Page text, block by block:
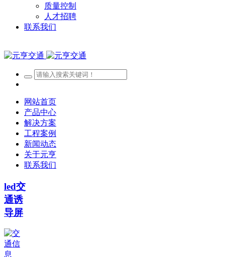
质量控制
人才招聘
联系我们
网站首页
产品中心
解决方案
工程案例
新闻动态
关于元亨
联系我们
led交
通诱
导屏